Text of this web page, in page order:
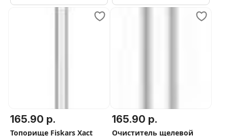
165.90 р.
Топорище Fiskars Xact
165.90 р.
Очиститель щелевой